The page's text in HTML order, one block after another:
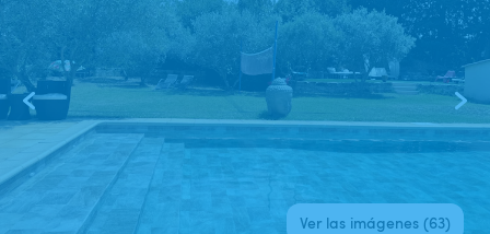
Ver las imágenes (63)